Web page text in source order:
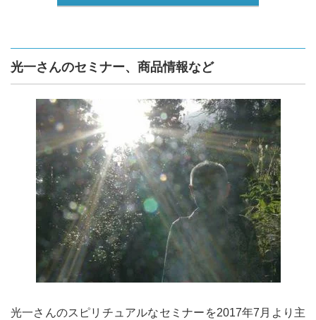
光一さんのセミナー、商品情報など
光一さんのスピリチュアルなセミナーを2017年7月より主